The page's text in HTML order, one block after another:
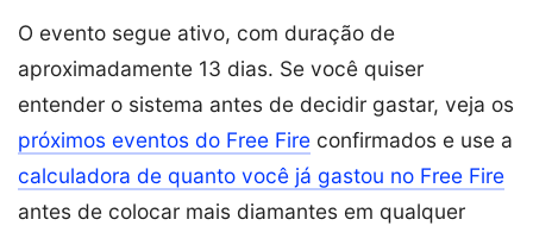
O evento segue ativo, com duração de
aproximadamente 13 dias. Se você quiser
entender o sistema antes de decidir gastar, veja os
próximos eventos do Free Fire confirmados e use a
calculadora de quanto você já gastou no Free Fire
antes de colocar mais diamantes em qualquer